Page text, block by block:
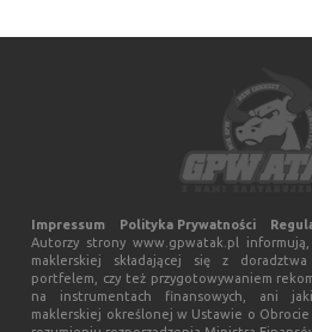
Impressum Polityka Prywatności
Autorzy strony www.gpwatak.pl
maklerskiej składającej się z doradztwa
portfelem, czy też przygotowywaniem
na instrumentach finansowych, ani
maklerskiej określonej w Ustawie o